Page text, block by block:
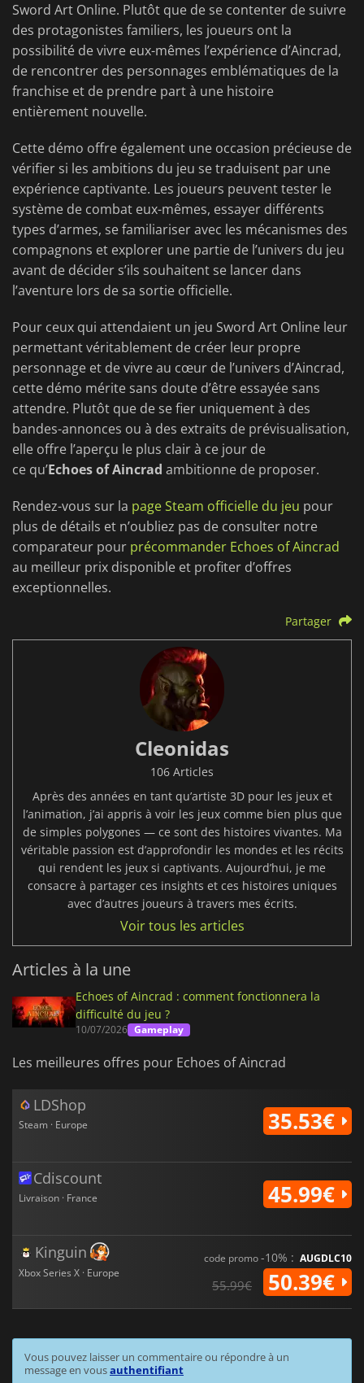
Sword Art Online. Plutôt que de se contenter de suivre
des protagonistes familiers, les joueurs ont la
possibilité de vivre eux-mêmes l’expérience d’Aincrad,
de rencontrer des personnages emblématiques de la
franchise et de prendre part à une histoire
entièrement nouvelle.
Cette démo offre également une occasion précieuse de
vérifier si les ambitions du jeu se traduisent par une
expérience captivante. Les joueurs peuvent tester le
système de combat eux-mêmes, essayer différents
types d’armes, se familiariser avec les mécanismes des
compagnons et explorer une partie de l’univers du jeu
avant de décider s’ils souhaitent se lancer dans
l’aventure lors de sa sortie officielle.
Pour ceux qui attendaient un jeu Sword Art Online leur
permettant véritablement de créer leur propre
personnage et de vivre au cœur de l’univers d’Aincrad,
cette démo mérite sans doute d’être essayée sans
attendre. Plutôt que de se fier uniquement à des
bandes-annonces ou à des extraits de prévisualisation,
elle offre l’aperçu le plus clair à ce jour de
ce qu’Echoesof Aincrad ambitionne de proposer.
Rendez-vous sur la page Steam officielle du jeu pour
plus de détails et n’oubliez pas de consulter notre
comparateur pour précommander Echoes of Aincrad
au meilleur prix disponible et profiter d’offres
exceptionnelles.
Partager
Cleonidas
106 Articles
Après des années en tant qu’artiste 3D pour les jeux et
l’animation, j’ai appris à voir les jeux comme bien plus que
de simples polygones — ce sont des histoires vivantes. Ma
véritable passion est d’approfondir les mondes et les récits
qui rendent les jeux si captivants. Aujourd’hui, je me
consacre à partager ces insights et ces histoires uniques
avec d’autres joueurs à travers mes écrits.
Voir tous les articles
Articles à la une
Echoes of Aincrad : comment fonctionnera la
difficulté du jeu ?
10/07/2026 Gameplay
Les meilleures offres pour Echoes of Aincrad
LDShop
Steam · Europe 35.53€
Cdiscount
Livraison · France 45.99€
Kinguin
Xbox Series X · Europe
code promo-10% : AUGDLC10
55.99€ 50.39€
Vous pouvez laisser un commentaire ou répondre à un
message en vousauthentifiant